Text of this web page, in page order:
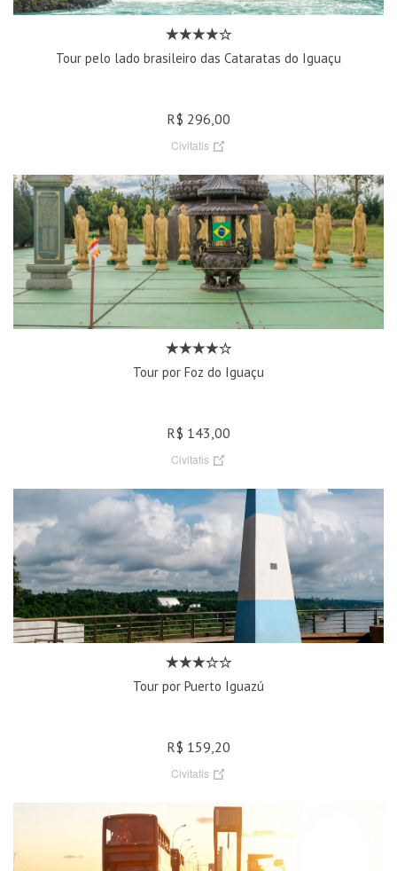
Tour pelo lado brasileiro das Cataratas do Iguaçu
R$ 296,00
Civitatis
Tour por Foz do Iguaçu
R$ 143,00
Civitatis
Tour por Puerto Iguazú
R$ 159,20
Civitatis